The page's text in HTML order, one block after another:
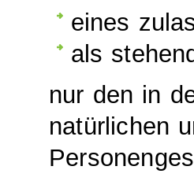
eines
als
nur den in
natürlichen